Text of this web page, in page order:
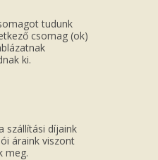
tudunk
csomag (ok)
ki.
szállítási díjaink
áraink viszont
meg.